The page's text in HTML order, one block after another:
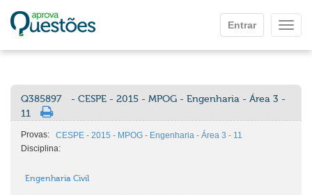
Entrar
Q385897
- CESPE - 2015 - MPOG - Engenharia - Área 3 -
11
Provas:
CESPE - 2015 - MPOG - Engenharia - Área 3 - 11
Disciplina:
Engenharia Civil